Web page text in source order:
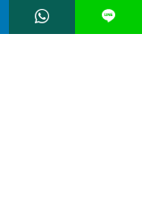
Raya, Kalimantan
L